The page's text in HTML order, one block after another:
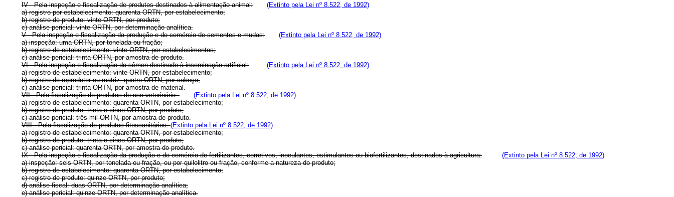
IV - Pela inspeção e fiscalização de produtos destinados à alimentação animal:
(Extinto pela Lei nº 8.522, de 1992)
a) registro por estabelecimento: quarenta ORTN, por estabelecimento;
b) registro de produto: vinte ORTN, por produto;
c) análise pericial: vinte ORTN, por determinação analítica.
V - Pela inspeção e fiscalização da produção e do comércio de sementes e mudas:
(Extinto pela Lei nº 8.522, de 1992)
a) inspeção: uma ORTN, por tonelada ou fração;
b) registro de estabelecimento: vinte ORTN, por estabelecimentos;
c) análise pericial: trinta ORTN, por amostra de produto.
VI - Pela inspeção e fiscalização do sêmen destinado à inseminação artificial:
(Extinto pela Lei nº 8.522, de 1992)
a) registro de estabelecimento: vinte ORTN, por estabelecimento;
b) registro de reprodutor ou matriz: quatro ORTN, por cabeça;
c) análise pericial: trinta ORTN, por amostra de material.
VII - Pela fiscalização de produtos de uso veterinário:
(Extinto pela Lei nº 8.522, de 1992)
a) registro de estabelecimento: quarenta ORTN, por estabelecimento;
b) registro de produto: trinta e cinco ORTN, por produto;
c) análise pericial: três mil ORTN, por amostra de produto.
VIII - Pela fiscalização de produtos fitossanitários:(Extinto pela Lei nº 8.522, de 1992)
a) registro de estabelecimento: quarenta ORTN, por estabelecimento;
b) registro de produto: trinta e cinco ORTN, por produto;
c) análise pericial: quarenta ORTN, por amostra do produto.
IX - Pela inspeção e fiscalização da produção e do comércio de fertilizantes, corretivos, inoculantes, estimulantes ou biofertilizantes, destinados à agricultura:
(Extinto pela Lei nº 8.522, de 1992)
a) inspeção: seis ORTN, por tonelada ou fração, ou por quilolitro ou fração, conforme a natureza do produto;
b) registro de estabelecimento: quarenta ORTN, por estabelecimento;
c) registro de produto: quinze ORTN, por produto;
d) análise fiscal: duas ORTN, por determinação analítica;
e) análise pericial: quinze ORTN, por determinação analítica.